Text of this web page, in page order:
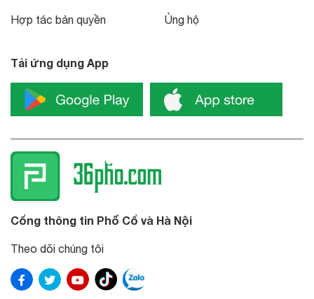
Hợp tác bản quyền Ủng hộ
Tải ứng dụng App
Cổng thông tin Phố Cổ và Hà Nội
Theo dõi chúng tôi